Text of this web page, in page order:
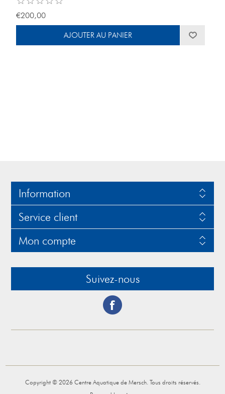
€200,00
Information
Service client
Mon compte
Suivez-nous
Copyright © 2026 Centre Aquatique de Mersch. Tous droits réservés.